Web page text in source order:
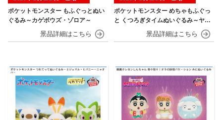
ポケットモンスター もふぐっとぬい
ぐるみ～カゲボウズ・ゾロア～
ポケットモンスター めちゃもふぐっ
と くつろぎタイムぬいぐるみ～ヤド